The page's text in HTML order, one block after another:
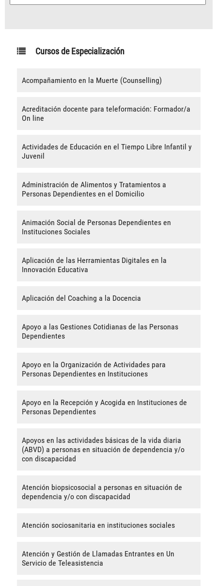
Cursos de Especialización
Acompañamiento en la Muerte (Counselling)
Acreditación docente para teleformación: Formador/a
On line
Actividades de Educación en el Tiempo Libre Infantil y
Juvenil
Administración de Alimentos y Tratamientos a
Personas Dependientes en el Domicilio
Animación Social de Personas Dependientes en
Instituciones Sociales
Aplicación de las Herramientas Digitales en la
Innovación Educativa
Aplicación del Coaching a la Docencia
Apoyo a las Gestiones Cotidianas de las Personas
Dependientes
Apoyo en la Organización de Actividades para
Personas Dependientes en Instituciones
Apoyo en la Recepción y Acogida en Instituciones de
Personas Dependientes
Apoyos en las actividades básicas de la vida diaria
(ABVD) a personas en situación de dependencia y/o
con discapacidad
Atención biopsicosocial a personas en situación de
dependencia y/o con discapacidad
Atención sociosanitaria en instituciones sociales
Atención y Gestión de Llamadas Entrantes en Un
Servicio de Teleasistencia